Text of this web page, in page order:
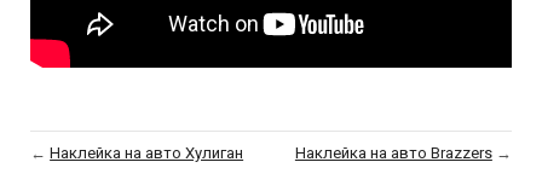
←Наклейка на авто Хулиган Наклейка на авто Brazzers→